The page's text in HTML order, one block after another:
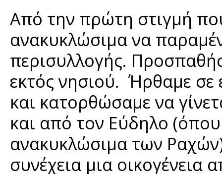
Από την πρώτη στιγμή
ανακυκλώσιμα να
περισυλλογής.
εκτός νησιού. Ήρθαμε σε
και κατορθώσαμε να
και από τον Εύδηλο
ανακυκλώσιμα των
συνέχεια μια